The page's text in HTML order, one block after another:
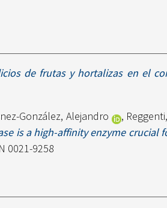
de frutas y hortalizas en el
González, Alejandro ,
is a high-affinity enzyme crucial
0021-9258